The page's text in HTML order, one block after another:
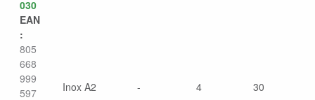
030
EAN
:
805
668
999
597
Inox A2 - 4 30